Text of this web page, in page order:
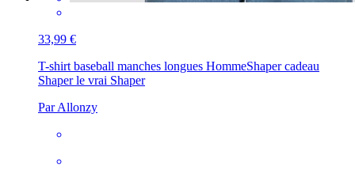
33,99 €
T-shirt baseball manches longues HommeShaper cadeau
Shaper le vrai Shaper
Par Allonzy